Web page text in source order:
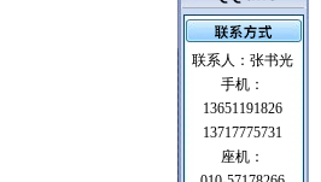
联系人：张书光
手机：
13651191826
13717775731
座机：